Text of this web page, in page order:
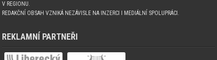
V REGIONU.
REDAKČNÍ OBSAH VZNIKÁ NEZÁVISLE NA INZERCI I MEDIÁLNÍ SPOLUPRÁCI.
REKLAMNÍ PARTNEŘI